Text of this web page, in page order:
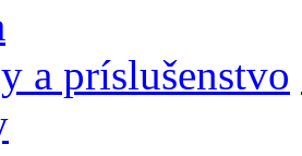
a príslušenstvo